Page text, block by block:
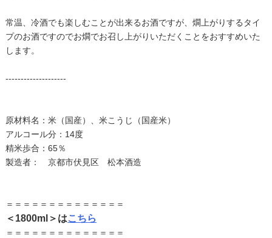
常温、冷酒でも楽しむことが出来るお酒ですが、燗上がりするタイ
プのお酒ですのでお燗でお召し上がりいただくことをおすすめいた
します。
--------------------
原材料名：米（国産）、米こうじ（国産米）
アルコール分：14度
精米歩合：65％
製造者： 京都市伏見区 松本酒造
＝＝＝＝＝＝＝＝＝＝＝＝＝＝
＜1800ml＞はこちら
＝＝＝＝＝＝＝＝＝＝＝＝＝＝